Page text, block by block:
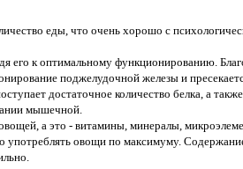
еды, что очень хорошо с
его к оптимальному функционированию.
поджелудочной железы и
достаточное количество белка, а также
мышечной.
а это - витамины, минералы,
употреблять овощи по максимуму.